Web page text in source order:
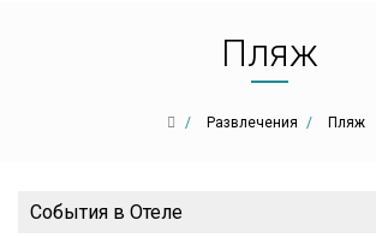
Пляж
Развлечения Пляж
События в Отеле